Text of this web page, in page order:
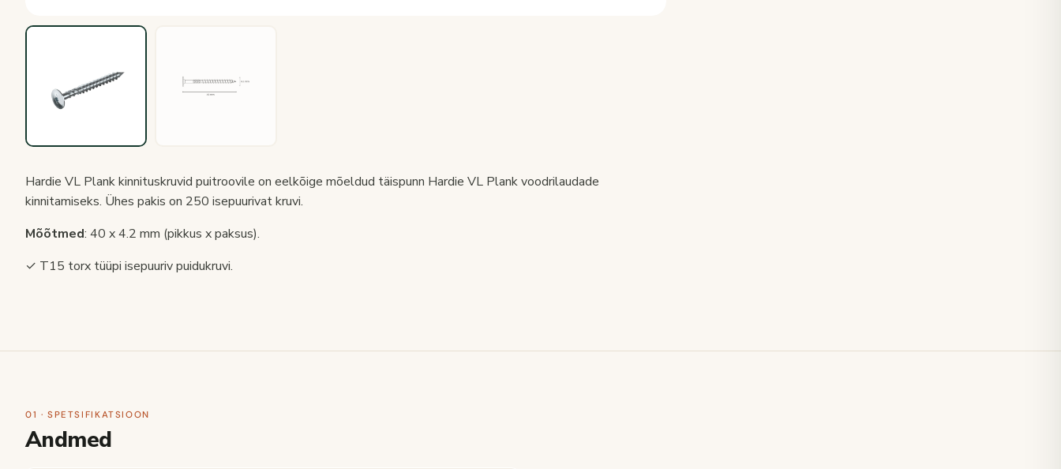
Hardie VL Plank kinnituskruvid puitroovile on eelkõige mõeldud täispunn Hardie VL Plank voodrilaudade
kinnitamiseks. Ühes pakis on 250 isepuurivat kruvi.
Mõõtmed: 40 x 4.2 mm (pikkus x paksus).
✓ T15 torx tüüpi isepuuriv puidukruvi.
01 · SPETSIFIKATSIOON
Andmed